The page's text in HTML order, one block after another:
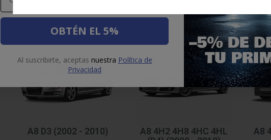
A8 D3 (2002 - 2010)
A8 4H2 4H8 4HC 4HL
A8
OBTÉN EL 5%
Al suscribirte, aceptas nuestra Política de
Privacidad